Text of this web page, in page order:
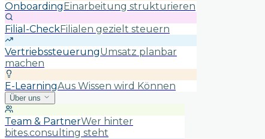
OnboardingEinarbeitung strukturieren
Filial-CheckFilialen gezielt steuern
VertriebssteuerungUmsatz planbar
machen
E-LearningAus Wissen wird Können
Über uns
Team & PartnerWer hinter
bites.consulting steht